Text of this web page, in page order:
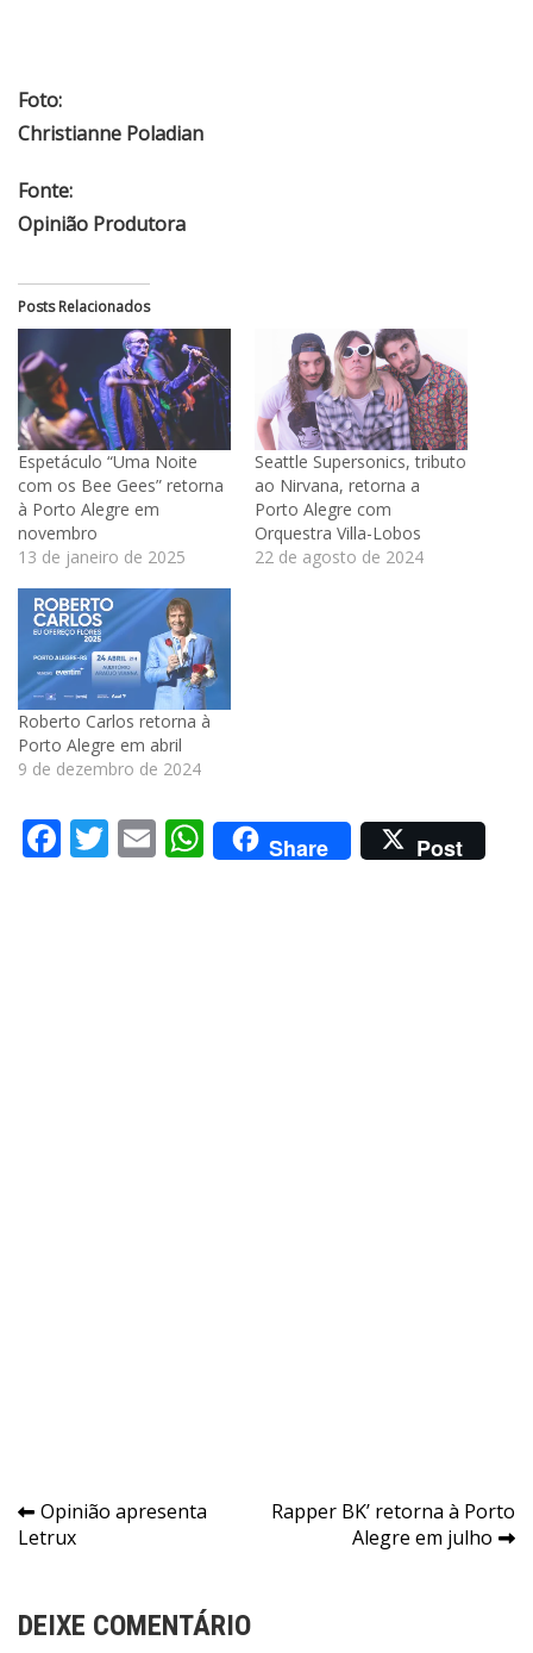
Foto:
Christianne Poladian
Fonte:
Opinião Produtora
Posts Relacionados
Espetáculo “Uma Noite
com os Bee Gees” retorna
à Porto Alegre em
novembro
13 de janeiro de 2025
Seattle Supersonics, tributo
ao Nirvana, retorna a
Porto Alegre com
Orquestra Villa-Lobos
22 de agosto de 2024
Roberto Carlos retorna à
Porto Alegre em abril
9 de dezembro de 2024
Facebook
Twitter
EmailWhatsApp
Share Post
Navegação
de
Opinião apresenta
Letrux
Rapper BK’ retorna à Porto
Alegre em julho
DEIXE COMENTÁRIO